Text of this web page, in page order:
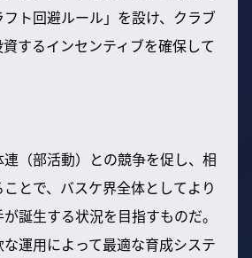
ト回避ルール」を設け、クラブ
するインセンティブを確保して
（部活動）との競争を促し、相
とで、バスケ界全体としてより
誕生する状況を目指すものだ。
運用によって最適な育成システ